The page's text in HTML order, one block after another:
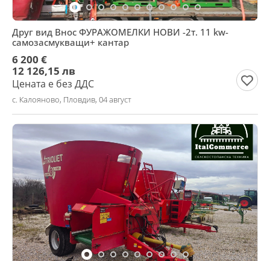
Друг вид Внос ФУРАЖОМЕЛКИ НОВИ -2т. 11 kw-
самозасмукващи+ кантар
6 200 €
12 126,15 лв
Цената е без ДДС
с. Калояново, Пловдив, 04 август